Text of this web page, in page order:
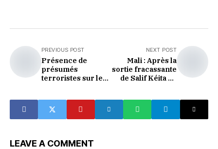
PREVIOUS POST
Présence de
présumés
terroristes sur le
à la grande
vigilance lancé
aux autorités
NEXT POST
Mali : Après la
sortie fracassante
de Salif Kéita La
l’artiste
LEAVE A COMMENT